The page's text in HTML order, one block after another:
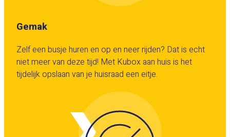
Gemak
Zelf een busje huren en op en neer rijden? Dat is echt
niet meer van deze tijd! Met Kubox aan huis is het
tijdelijk opslaan van je huisraad een eitje.